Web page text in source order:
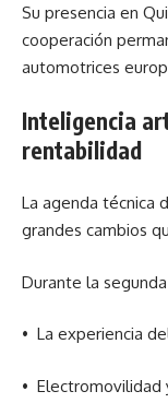
Su presencia en
cooperación
automotrices
Inteligencia
rentabilidad
La agenda técnica
grandes cambios
Durante la
•⁠ ⁠La experiencia
•⁠ ⁠Electromovilidad